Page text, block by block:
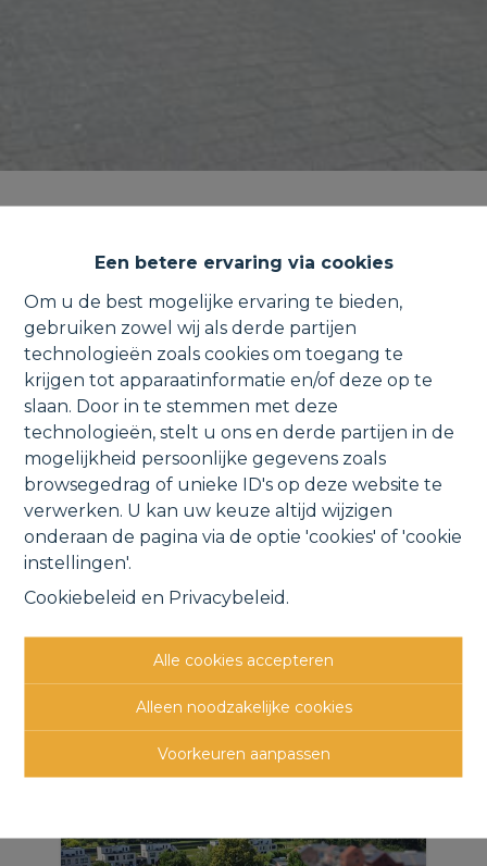
Een betere ervaring via cookies
Om u de best mogelijke ervaring te bieden,
gebruiken zowel wij als derde partijen
technologieën zoals cookies om toegang te
krijgen tot apparaatinformatie en/of deze op te
slaan. Door in te stemmen met deze
technologieën, stelt u ons en derde partijen in de
mogelijkheid persoonlijke gegevens zoals
browsegedrag of unieke ID's op deze website te
verwerken. U kan uw keuze altijd wijzigen
onderaan de pagina via de optie 'cookies' of 'cookie
instellingen'.
Cookiebeleid en Privacybeleid.
Alle cookies accepteren
Alleen noodzakelijke cookies
Voorkeuren aanpassen
Rustig gelegen woning met
zicht op de Schelde.
Droogveldstraat 89, 2880 Mariekerke
VERKOCHT
Vorige Lijst Volgende
Andere interessante
panden